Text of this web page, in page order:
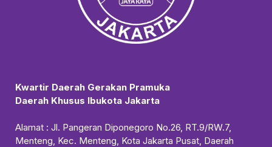
Kwartir Daerah Gerakan Pramuka
Daerah Khusus Ibukota Jakarta
Alamat : Jl. Pangeran Diponegoro No.26, RT.9/RW.7,
Menteng, Kec. Menteng, Kota Jakarta Pusat, Daerah